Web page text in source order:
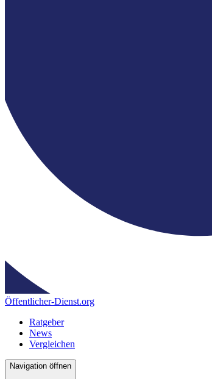
Öffentlicher-Dienst.org
Ratgeber
News
Vergleichen
Navigation öffnen